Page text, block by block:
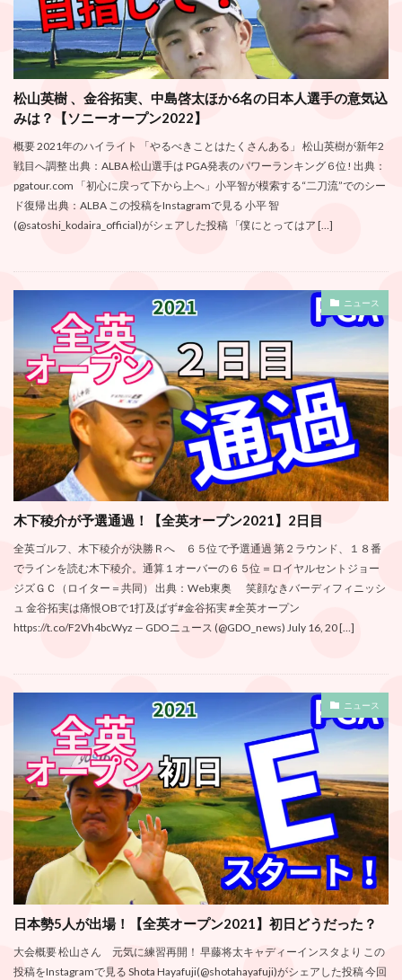
松山英樹 、金谷拓実、中島啓太ほか6名の日本人選手の意気込
みは？【ソニーオープン2022】
概要 2021年のハイライト 「やるべきことはたくさんある」 松山英樹が新年2
戦目へ調整 出典：ALBA 松山選手は PGA発表のパワーランキング６位! 出典：
pgatour.com 「初心に戻って下から上へ」小平智が模索する“二刀流”でのシー
ド復帰 出典：ALBA この投稿をInstagramで見る 小平 智
(@satoshi_kodaira_official)がシェアした投稿 「僕にとってはア […]
ニュース
木下稜介が予選通過！【全英オープン2021】2日目
全英ゴルフ、木下稜介が決勝Ｒへ ６５位で予選通過 第２ラウンド、１８番
でラインを読む木下稜介。通算１オーバーの６５位＝ロイヤルセントジョー
ジズＧＣ（ロイター＝共同） 出典：Web東奥 笑顔なきバーディフィニッシ
ュ 金谷拓実は痛恨OBで1打及ばず#金谷拓実 #全英オープン
https://t.co/F2Vh4bcWyz — GDOニュース (@GDO_news) July 16, 20 […]
ニュース
日本勢5人が出場！【全英オープン2021】初日どうだった？
大会概要 松山さん 元気に練習再開！ 早藤将太キャディーインスタより この
投稿をInstagramで見る Shota Hayafuji(@shotahayafuji)がシェアした投稿 今回